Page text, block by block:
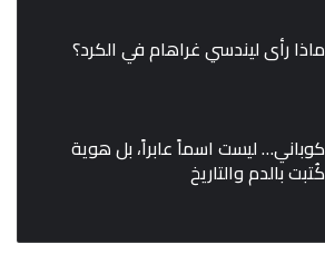
ماذا رأى ليندسي غراهام في الكرد؟
كوباني… ليست اسماً عابراً، بل هوية
كُتبت بالدم والتاريخ